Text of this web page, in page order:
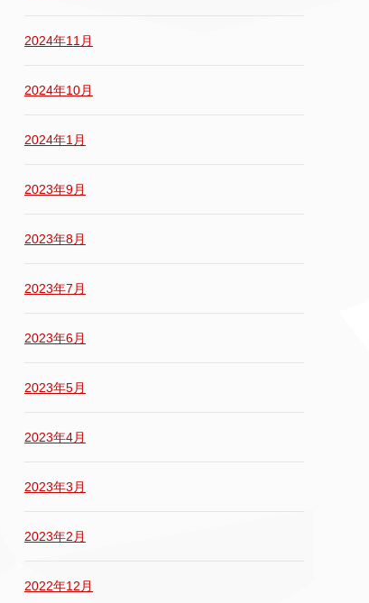
2024年11月
2024年10月
2024年1月
2023年9月
2023年8月
2023年7月
2023年6月
2023年5月
2023年4月
2023年3月
2023年2月
2022年12月